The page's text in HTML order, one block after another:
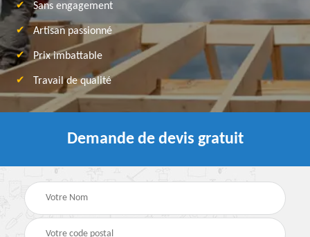
Sans engagement
Artisan passionné
Prix imbattable
Travail de qualité
Demande de devis gratuit